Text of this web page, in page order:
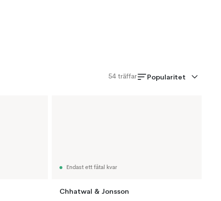
54 träffar Popularitet
Endast ett fåtal kvar
Chhatwal & Jonsson